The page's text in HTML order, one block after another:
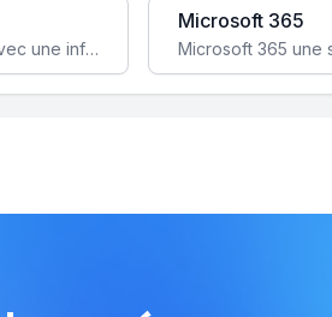
Garantissez la stabilité et la performance de votre entreprise avec une infrastructure IT sécurisée et évolutive.
Microsoft 365